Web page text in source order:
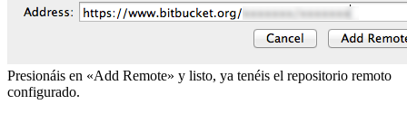
Presionáis en «Add Remote» y listo, ya tenéis el repositorio remoto
configurado.